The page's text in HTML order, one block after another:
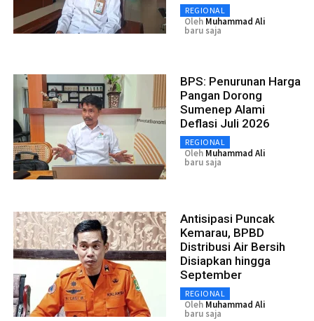
REGIONAL
Oleh Muhammad Ali
baru saja
BPS: Penurunan Harga
Pangan Dorong
Sumenep Alami
Deflasi Juli 2026
REGIONAL
Oleh Muhammad Ali
baru saja
Antisipasi Puncak
Kemarau, BPBD
Distribusi Air Bersih
Disiapkan hingga
September
REGIONAL
Oleh Muhammad Ali
baru saja